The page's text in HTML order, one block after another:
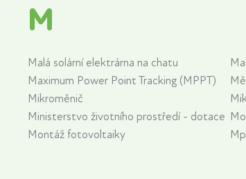
M
Malá solární elektrárna na chatu
Maximum Power Point Tracking (MPPT)
Mikroměnič
Ministerstvo životního prostředí - dotace
Montáž fotovoltaiky